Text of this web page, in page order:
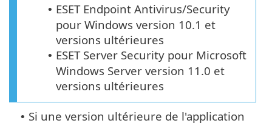
• ESET Endpoint Antivirus/Security
pour Windows version 10.1 et
versions ultérieures
• ESET Server Security pour Microsoft
Windows Server version 11.0 et
versions ultérieures
• Si une version ultérieure de l'application